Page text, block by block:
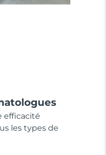
efficacité
les types de